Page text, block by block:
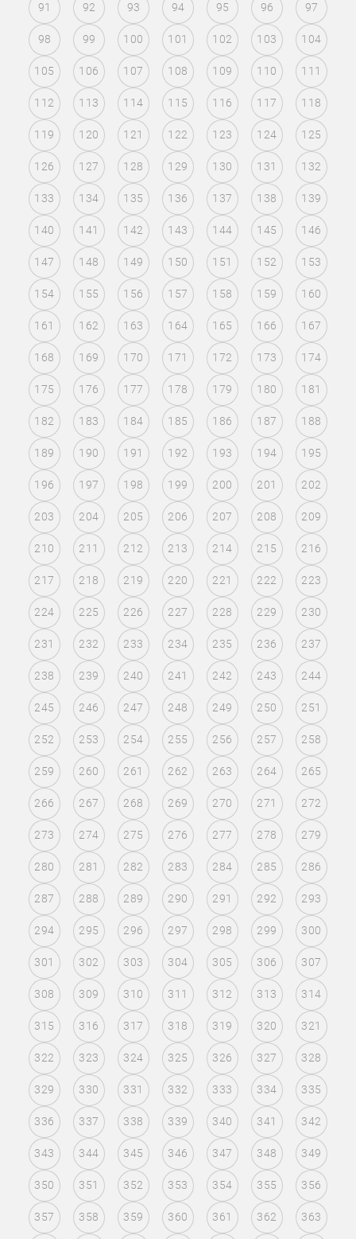
91 92 93 94 95 96 97
98 99 100 101 102 103 104
105 106 107 108 109 110 111
112 113 114 115 116 117 118
119 120 121 122 123 124 125
126 127 128 129 130 131 132
133 134 135 136 137 138 139
140 141 142 143 144 145 146
147 148 149 150 151 152 153
154 155 156 157 158 159 160
161 162 163 164 165 166 167
168 169 170 171 172 173 174
175 176 177 178 179 180 181
182 183 184 185 186 187 188
189 190 191 192 193 194 195
196 197 198 199 200 201 202
203 204 205 206 207 208 209
210 211 212 213 214 215 216
217 218 219 220 221 222 223
224 225 226 227 228 229 230
231 232 233 234 235 236 237
238 239 240 241 242 243 244
245 246 247 248 249 250 251
252 253 254 255 256 257 258
259 260 261 262 263 264 265
266 267 268 269 270 271 272
273 274 275 276 277 278 279
280 281 282 283 284 285 286
287 288 289 290 291 292 293
294 295 296 297 298 299 300
301 302 303 304 305 306 307
308 309 310 311 312 313 314
315 316 317 318 319 320 321
322 323 324 325 326 327 328
329 330 331 332 333 334 335
336 337 338 339 340 341 342
343 344 345 346 347 348 349
350 351 352 353 354 355 356
357 358 359 360 361 362 363